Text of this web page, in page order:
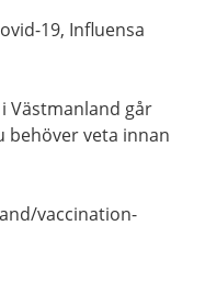
19, Influensa
Västmanland går
behöver veta innan
vaccination-